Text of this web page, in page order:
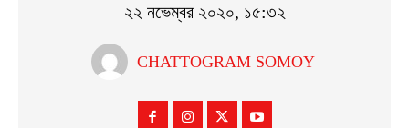
২২ নভেম্বর ২০২০, ১৫:৩২
CHATTOGRAM SOMOY